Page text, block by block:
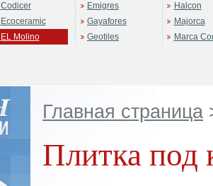
Codicer
Ecoceramic
EL Molino
Emigres
Gayafores
Geotiles
Halcon
Majorca
Marca
Главная страница
Плитка под